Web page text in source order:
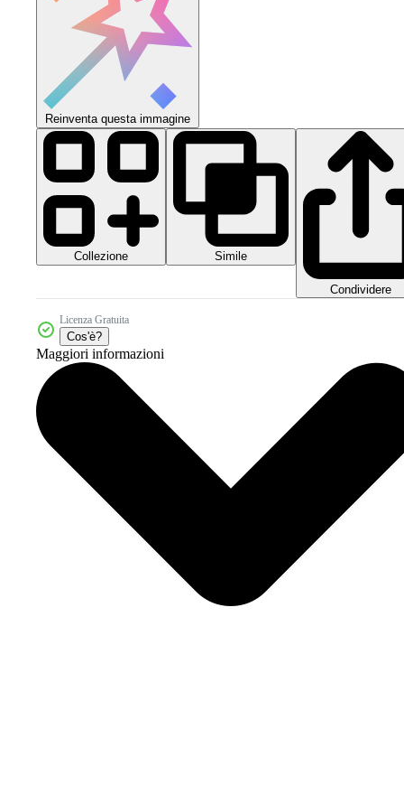
Reinventa questa immagine
Collezione Simile
Condividere
Licenza Gratuita
Cos'è?
Maggiori informazioni